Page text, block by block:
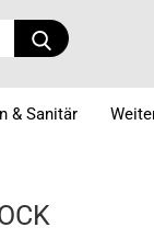
Suche...
& Sanitär